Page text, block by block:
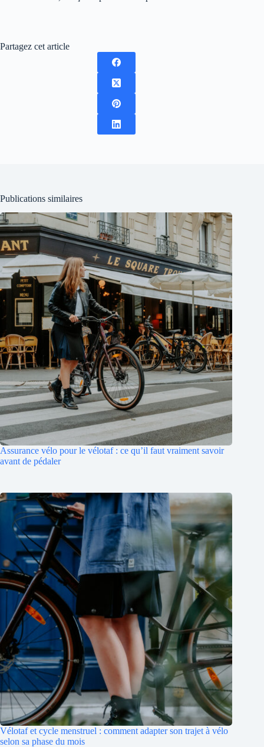
Partagez cet article
Publications similaires
Assurance vélo pour le vélotaf : ce qu’il faut vraiment savoir
avant de pédaler
Vélotaf et cycle menstruel : comment adapter son trajet à vélo
selon sa phase du mois